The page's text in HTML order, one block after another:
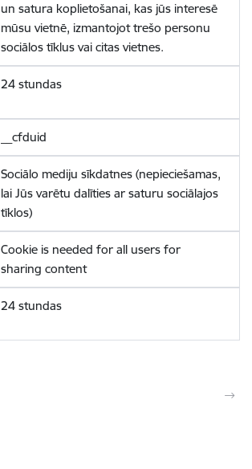
un satura koplietošanai, kas jūs interesē
mūsu vietnē, izmantojot trešo personu
sociālos tīklus vai citas vietnes.
24 stundas
__cfduid
Sociālo mediju sīkdatnes (nepieciešamas,
lai Jūs varētu dalīties ar saturu sociālajos
tīklos)
Cookie is needed for all users for
sharing content
24 stundas